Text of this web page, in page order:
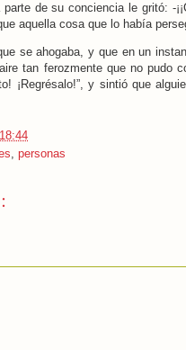
de su conciencia le gritó: -
aquella cosa que lo había
se ahogaba, y que en un
tan ferozmente que no pudo
¡Regrésalo!”, y sintió que
18:44
personas